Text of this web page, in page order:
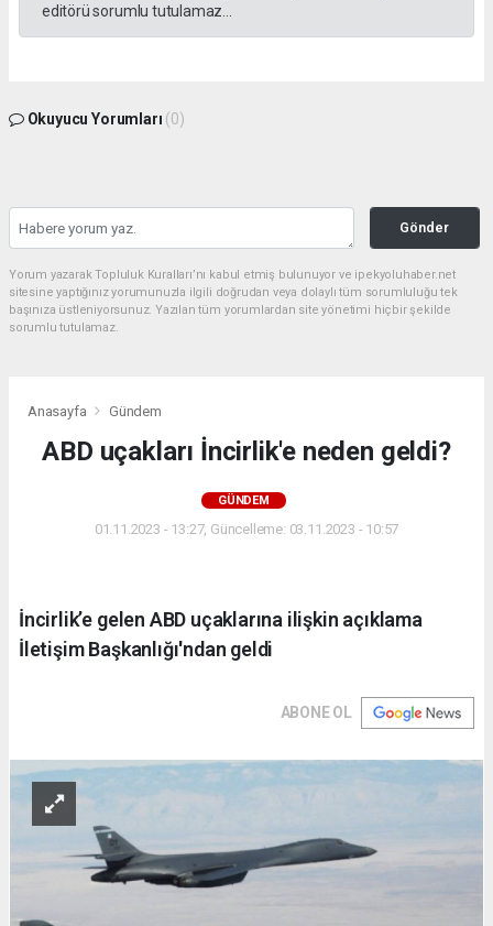
editörü sorumlu tutulamaz...
Okuyucu Yorumları (0)
Gönder
Yorum yazarak Topluluk Kuralları’nı kabul etmiş bulunuyor ve ipekyoluhaber.net
sitesine yaptığınız yorumunuzla ilgili doğrudan veya dolaylı tüm sorumluluğu tek
başınıza üstleniyorsunuz. Yazılan tüm yorumlardan site yönetimi hiçbir şekilde
sorumlu tutulamaz.
Anasayfa Gündem
ABD uçakları İncirlik'e neden geldi?
GÜNDEM
01.11.2023 - 13:27, Güncelleme: 03.11.2023 - 10:57
İncirlik’e gelen ABD uçaklarına ilişkin açıklama
İletişim Başkanlığı'ndan geldi
ABONE OL